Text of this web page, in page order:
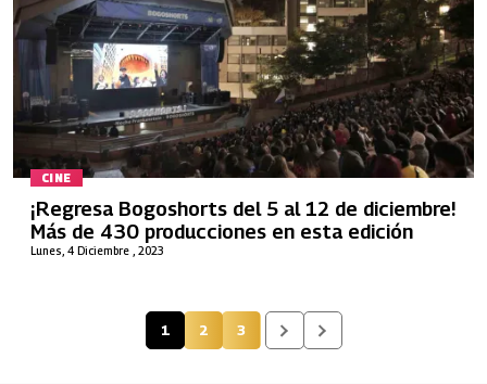
CINE
Lunes, 4 Diciembre , 2023
¡Regresa Bogoshorts del 5 al 12 de diciembre!
Más de 430 producciones en esta edición
Página actual
1 Página
2 Página
3